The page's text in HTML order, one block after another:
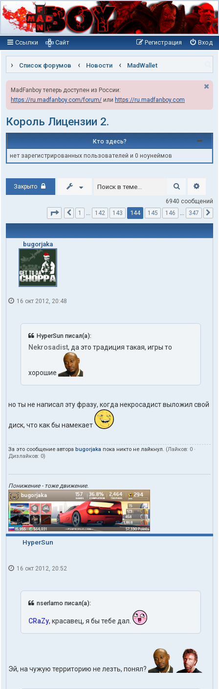
Ссылки Вход
Регистрация
Сайт
Список форумов Новости MadWallet
MadFanboy теперь доступен из России:
https://ru.madfanboy.com/forum/ или https://ru.madfanboy.com
Король Лицензии 2.
Кто здесь?
нет зарегистрированных пользователей и 0 ноунеймов
Закрыто Поиск
6940 сообщений
Страница
144 из 347
Пред.
1 … 142 143 144 145 146 … 347
bugorjaka
16 окт 2012, 20:48
HyperSun писал(а):
Nekrosadist, да это традиция такая, игры то
хорошие
но ты не написал эту фразу, когда некросадист выложил свой
диск, что как бы намекает
За это сообщение автора bugorjaka пока никто не лайкнул. (Лайков: 0 ·
Дизлайков: 0)
Понижение - тоже движение.
HyperSun
16 окт 2012, 20:52
nserlamo писал(а):
CRaZy, красавец, я бы тебе дал.
Эй, на чужую территорию не лезть, понял?